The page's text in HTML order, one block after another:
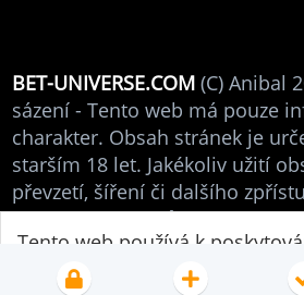
BET-UNIVERSE.COM (C) Anibal
sázení - Tento web má pouze
charakter. Obsah stránek je
starším 18 let. Jakékoliv užití
převzetí, šíření či dalšího
autorských článků je bez
zakázáno. Online podpora. V
Tento web používá k
personalizaci reklam a